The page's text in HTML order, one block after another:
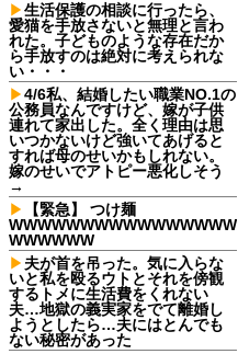
生活保護の相談に行ったら、
愛猫を手放さないと無理と言わ
れた。子どものような存在だか
ら手放すのは絶対に考えられな
い・・・
4/6私、結婚したい職業NO.1の
公務員なんですけど、嫁が子供
連れて家出した。全く理由は思
いつかないけど強いてあげると
すれば母のせいかもしれない。
嫁のせいでアトピー悪化しそう
→
【緊急】 つけ麺
WWWWWWWWWWWWWWWW
WWWWWW
夫が首を吊った。気に入らな
いと私を殴るウトとそれを傍観
するトメに生活費をくれない
夫…地獄の義実家をでて離婚し
ようとしたら…夫にはとんでも
ない秘密があった